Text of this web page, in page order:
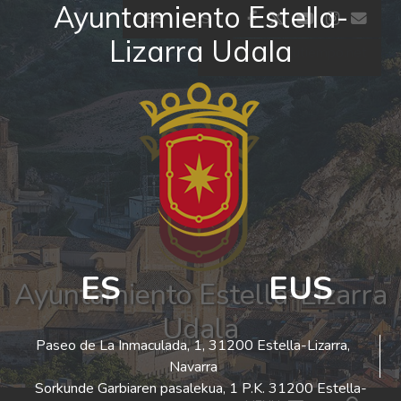
Ayuntamiento Estella-
Lizarra Udala
ES EUS
Paseo de La Inmaculada, 1, 31200 Estella-Lizarra,
Navarra
Sorkunde Garbiaren pasalekua, 1 P.K. 31200 Estella-
Ir al contenido ES EUS facebook
twitter
youtube
El tiempo - Tutiempo.net
Ayuntamiento Estella-Lizarra
Udala